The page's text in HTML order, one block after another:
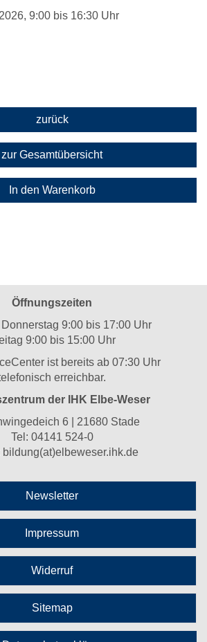
9:00 bis 16:30 Uhr
zurück
zur Gesamtübersicht
In den Warenkorb
Öffnungszeiten
Donnerstag 9:00 bis 17:00 Uhr
9:00 bis 15:00 Uhr
ist bereits ab 07:30 Uhr
erreichbar.
der IHK Elbe-Weser
6 | 21680 Stade
Tel: 04141 524-0
bildung(at)elbeweser.ihk.de
Newsletter
Impressum
Widerruf
Sitemap